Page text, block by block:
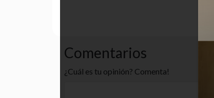
Comentarios
¿Cuál es tu opinión? Comenta!